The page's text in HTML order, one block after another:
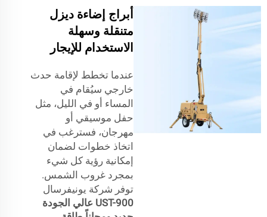
أبراج إضاءة ديزل
متنقلة وسهلة
الاستخدام للإيجار
عندما تخطط لإقامة حدث
خارجي سيُقام في
المساء أو في الليل، مثل
حفل موسيقي أو
مهرجان، فسترغب في
اتخاذ خطوات لضمان
إمكانية رؤية كل شيء
بمجرد غروب الشمس.
توفر شركة يونيفرسال
UST-900 عالي الجودة